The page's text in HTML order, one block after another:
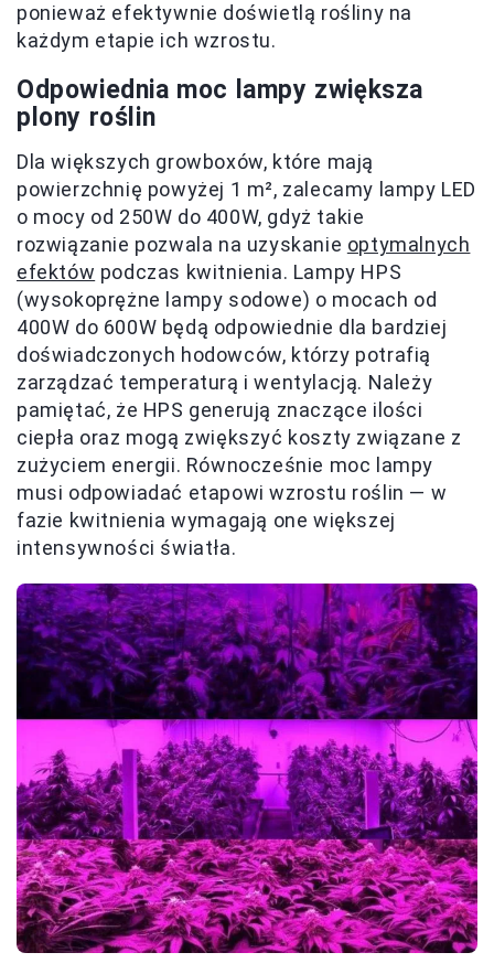
ponieważ efektywnie doświetlą rośliny na
każdym etapie ich wzrostu.
Odpowiednia moc lampy zwiększa
plony roślin
Dla większych growboxów, które mają
powierzchnię powyżej 1 m², zalecamy lampy LED
o mocy od 250W do 400W, gdyż takie
rozwiązanie pozwala na uzyskanie optymalnych
efektów podczas kwitnienia. Lampy HPS
(wysokoprężne lampy sodowe) o mocach od
400W do 600W będą odpowiednie dla bardziej
doświadczonych hodowców, którzy potrafią
zarządzać temperaturą i wentylacją. Należy
pamiętać, że HPS generują znaczące ilości
ciepła oraz mogą zwiększyć koszty związane z
zużyciem energii. Równocześnie moc lampy
musi odpowiadać etapowi wzrostu roślin — w
fazie kwitnienia wymagają one większej
intensywności światła.